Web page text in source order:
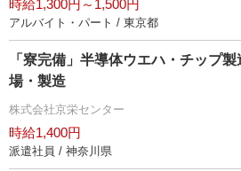
時給1,300円～1,500円
アルバイト・パート / 東京都
「寮完備」半導体ウエハ・チップ
場・製造
株式会社京栄センター
時給1,400円
派遣社員 / 神奈川県